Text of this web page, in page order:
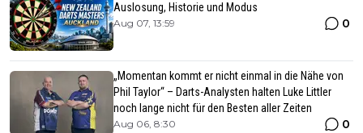
Auslosung, Historie und Modus
Aug 07, 13:59 0
„Momentan kommt er nicht einmal in die Nähe von
Phil Taylor“ – Darts-Analysten halten Luke Littler
noch lange nicht für den Besten aller Zeiten
Aug 06, 8:30 0